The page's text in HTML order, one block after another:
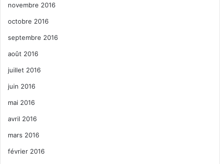
novembre 2016
octobre 2016
septembre 2016
août 2016
juillet 2016
juin 2016
mai 2016
avril 2016
mars 2016
février 2016